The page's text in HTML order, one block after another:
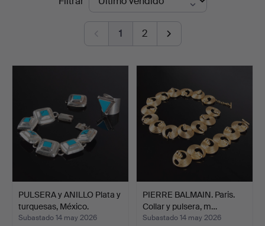
Auktionskammare
1 2
PULSERA y ANILLO Plata y
turquesas, México.
Subastado 14 may 2026
PIERRE BALMAIN. Paris.
Collar y pulsera, m…
Subastado 14 may 2026